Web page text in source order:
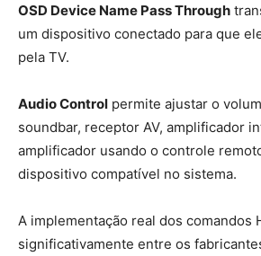
OSD Device Name Pass Through
um dispositivo conectado para que
pela TV.
Audio Control permite ajustar o
soundbar, receptor AV, amplificador
amplificador usando o controle
dispositivo compatível no sistema.
A implementação real dos comandos
significativamente entre os